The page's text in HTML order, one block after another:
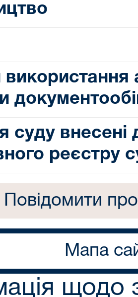
суду
реєстру
Повідомити
Мапа
щодо